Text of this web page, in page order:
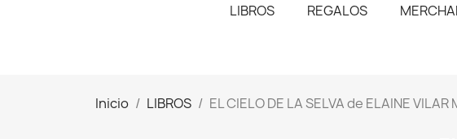
LIBROS REGALOS
Inicio LIBROS EL CIELO DE LA SELVA de ELAINE VILAR